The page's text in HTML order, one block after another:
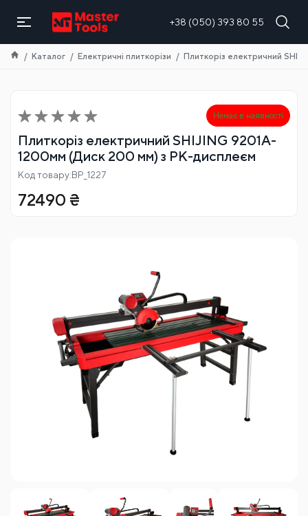
+38 (050) 393 80 55
Каталог Електричні плиткорізи Плиткоріз електричний
Немає в наявності
Плиткоріз електричний SHIJING 9201A-
1200мм (Диск 200 мм) з РК-дисплеєм
Код товару:BP_1227
72490 ₴